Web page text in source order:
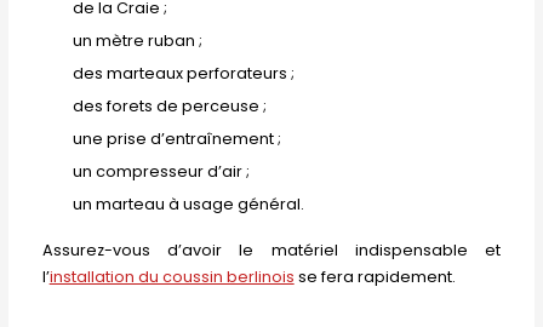
de la Craie ;
un mètre ruban ;
des marteaux perforateurs ;
des forets de perceuse ;
une prise d’entraînement ;
un compresseur d’air ;
un marteau à usage général.
Assurez-vous d’avoir le matériel indispensable et
l’installation du coussin berlinois se fera rapidement.